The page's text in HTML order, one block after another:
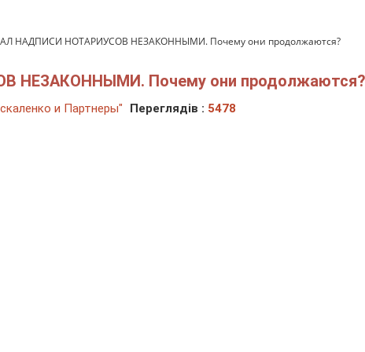
НАДПИСИ НОТАРИУСОВ НЕЗАКОННЫМИ. Почему они продолжаются?
НЕЗАКОННЫМИ. Почему они продолжаются?
и Партнеры" Переглядів : 5478